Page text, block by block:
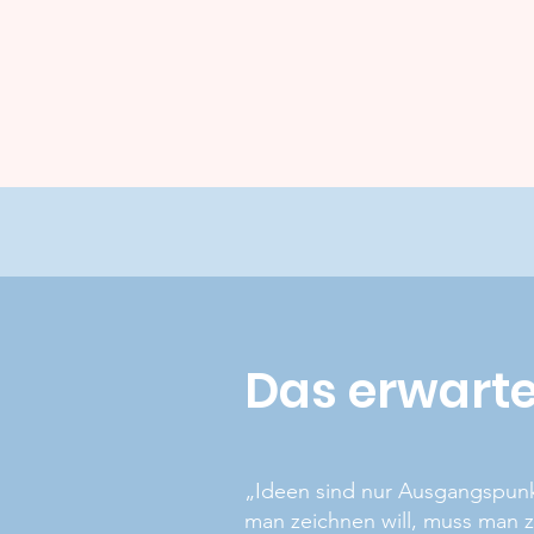
Das
„Ideen sind nur
man zeichnen will, muss man